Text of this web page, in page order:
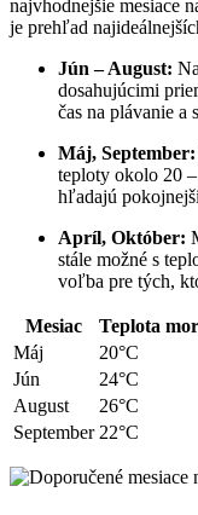
najvhodnejšie mesiace
je prehľad
Jún – August:
dosahujúcimi
čas na plávanie a
Máj, September:
teploty okolo 20
hľadajú
Apríl, Október:
stále možné s
voľba pre tých,
Mesiac
Teplota
Máj
20°C
Jún
24°C
August
26°C
September 22°C